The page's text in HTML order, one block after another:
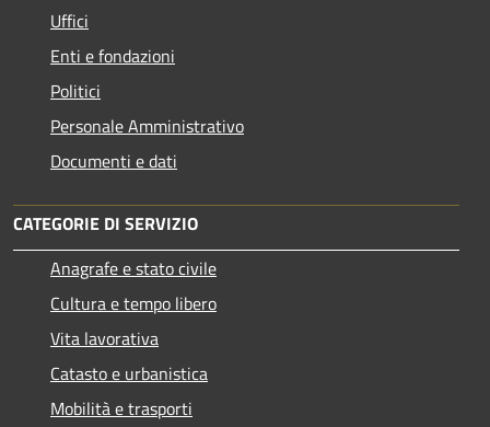
Uffici
Enti e fondazioni
Politici
Personale Amministrativo
Documenti e dati
CATEGORIE DI SERVIZIO
Anagrafe e stato civile
Cultura e tempo libero
Vita lavorativa
Catasto e urbanistica
Mobilità e trasporti